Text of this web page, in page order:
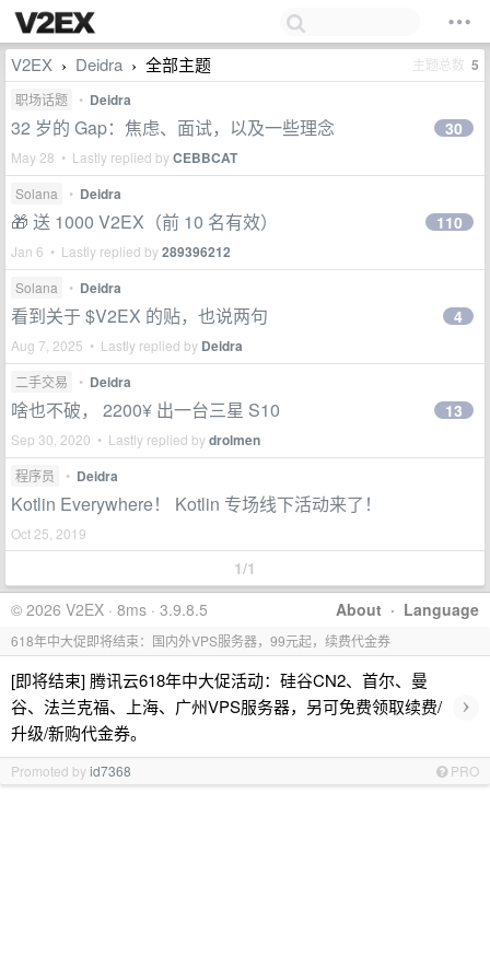
V2EX › Deidra › 全部主题 主题总数 5
职场话题 • Deidra
32 岁的 Gap：焦虑、面试，以及一些理念
May 28 • Lastly replied byCEBBCAT
30
Solana • Deidra
🎁 送 1000 V2EX（前 10 名有效）
Jan 6 • Lastly replied by289396212
110
Solana • Deidra
看到关于 $V2EX 的贴，也说两句
Aug 7, 2025 • Lastly replied by Deidra
4
二手交易 • Deidra
啥也不破， 2200¥ 出一台三星 S10
Sep 30, 2020 • Lastly replied bydrolmen
13
程序员 • Deidra
Kotlin Everywhere！ Kotlin 专场线下活动来了！
Oct 25, 2019
1/1
About · Language
© 2026 V2EX · 8ms · 3.9.8.5
618年中大促即将结束：国内外VPS服务器，99元起，续费代金券
[即将结束] 腾讯云618年中大促活动：硅谷CN2、首尔、曼
谷、法兰克福、上海、广州VPS服务器，另可免费领取续费/
升级/新购代金券。
›
Promoted byid7368 PRO